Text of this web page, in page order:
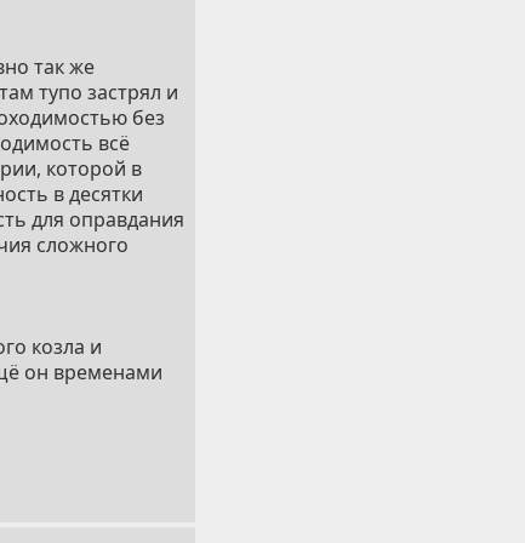
для таких
- а для
так же
тупо застрял и
без
всё
которой в
в десятки
для оправдания
сложного
козла и
он временами
всякие